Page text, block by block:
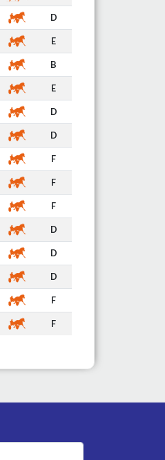
D
E
B
E
D
D
F
F
F
D
D
D
F
F